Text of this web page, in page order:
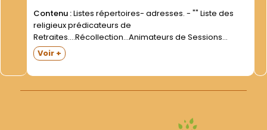
Contenu :Listes répertoires- adresses. - "" Liste des
religieux prédicateurs de
Retraites....Récollection...Animateurs de Sessions
Sacerdotales "". 1961. C.P.R.- Doc 10/61. - "" Comité
Permanent des Religieux et Délégués Régionaux ""- 1er
Voir +